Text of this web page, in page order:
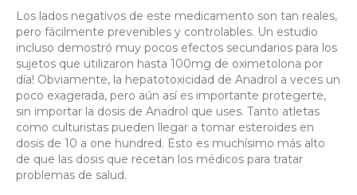
Los lados negativos de este medicamento son tan reales,
pero fácilmente prevenibles y controlables. Un estudio
incluso demostró muy pocos efectos secundarios para los
sujetos que utilizaron hasta 100mg de oximetolona por
día! Obviamente, la hepatotoxicidad de Anadrol a veces un
poco exagerada, pero aún así es importante protegerte,
sin importar la dosis de Anadrol que uses. Tanto atletas
como culturistas pueden llegar a tomar esteroides en
dosis de 10 a one hundred. Esto es muchísimo más alto
de que las dosis que recetan los médicos para tratar
problemas de salud.